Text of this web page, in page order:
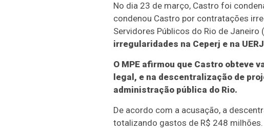
No dia 23 de março, Castro foi
condenou Castro por contratações
Servidores Públicos do Rio de Janeiro
irregularidades na Ceperj e na
O MPE afirmou que Castro obteve
legal, e na descentralização de
administração pública do Rio.
De acordo com a acusação, a
totalizando gastos de R$ 248 milhões.